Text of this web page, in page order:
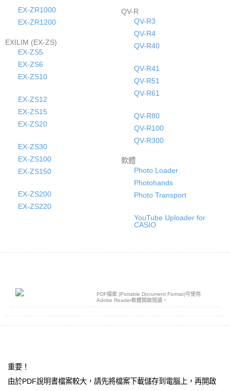
EX-ZR1000
EX-ZR1200
EXILIM (EX-ZS)
EX-ZS5
EX-ZS6
EX-ZS10
EX-ZS12
EX-ZS15
EX-ZS20
EX-ZS30
EX-ZS100
EX-ZS150
EX-ZS200
EX-ZS220
QV-R
QV-R3
QV-R4
QV-R40
QV-R41
QV-R51
QV-R61
QV-R80
QV-R100
QV-R300
軟體
Photo Loader
Photohands
Photo Transport
YouTube Uploader for
CASIO
PDF檔案 (Portable Document Format)可使用
Adobe Reader軟體開啟閱讀。
重要！
由於PDF說明書檔案較大，請先將檔案下載儲存到電腦上，再開啟